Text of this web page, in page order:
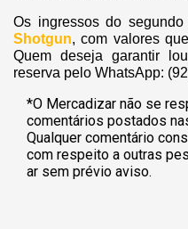
Os ingressos do
Shotgun, com valores
Quem deseja garantir
reserva pelo WhatsApp:
*O Mercadizar não se
comentários postados
Qualquer comentário
com respeito a outras
ar sem prévio aviso.